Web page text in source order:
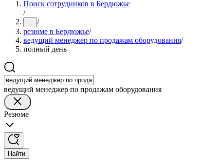
Поиск сотрудников в Бердюжье
/
... /
резюме в Бердюжье/
ведущий менеджер по продажам оборудования/
полный день
ведущий менеджер по продажам оборудования
Резюме
Найти